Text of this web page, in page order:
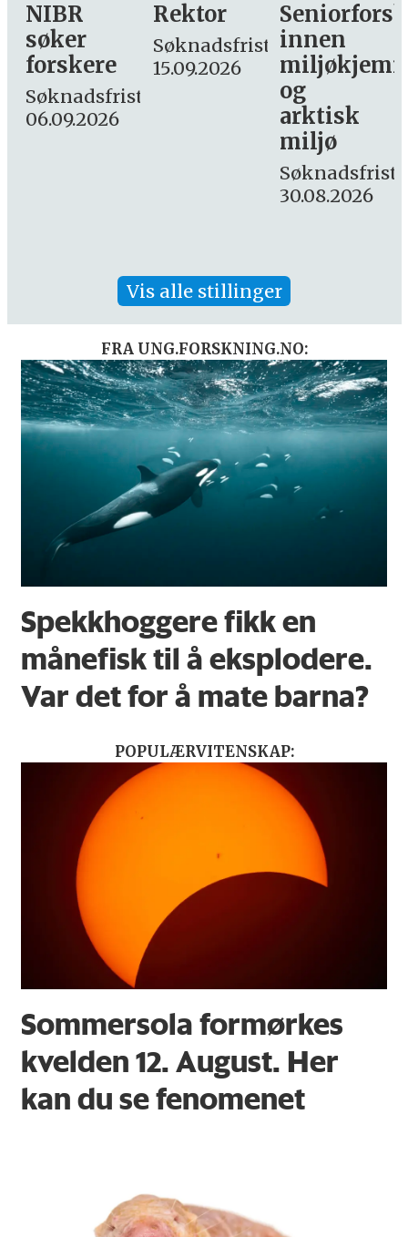
Rektor
Søknadsfrist:
15.09.2026
Seniorforsker
innen
miljøkjemi
søker
– fast
Søknadsfrist:
16. august.
Vis alle stillinger
FRA UNG.FORSKNING.NO:
Spekkhoggere fikk en
månefisk til å eksplodere.
Var det for å mate barna?
POPULÆRVITENSKAP:
Sommersola formørkes
kvelden 12. August. Her
kan du se fenomenet